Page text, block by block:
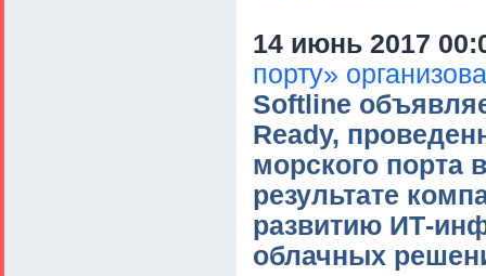
14 июнь 2017
порту»
Softline
Ready,
морского порта
результате
развитию ИТ-
облачных